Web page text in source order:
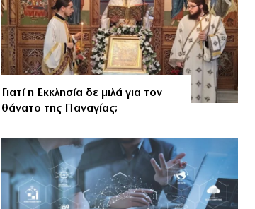
Γιατί η Εκκλησία δε μιλά για τον
θάνατο της Παναγίας;